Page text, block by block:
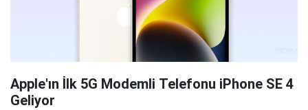
Apple'ın İlk 5G Modemli Telefonu iPhone SE 4
Geliyor